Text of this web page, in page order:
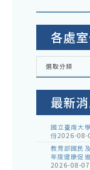
各處
各
室
選取分類
最新
國立臺南大
份2026-08-
教育部國民
年度健康促
2026-08-07